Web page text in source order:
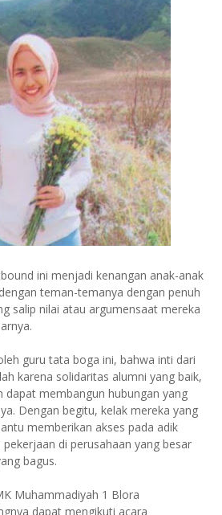
ini menjadi kenangan anak-anak
teman-temanya dengan penuh
salip nilai atau argumensaat mereka
guru tata boga ini, bahwa inti dari
karena solidaritas alumni yang baik,
dapat membangun hubungan yang
Dengan begitu, kelak mereka yang
memberikan akses pada adik
di perusahaan yang besar
bagus.
Muhammadiyah 1 Blora
dapat mengikuti acara